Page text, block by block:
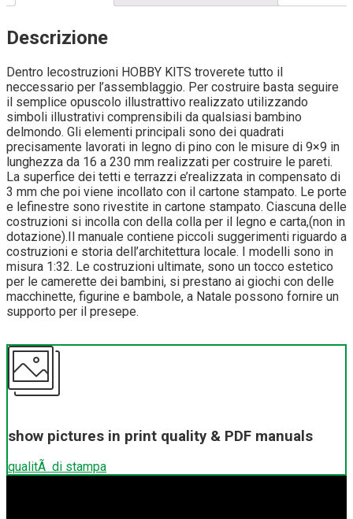
Descrizione
Dentro lecostruzioni HOBBY KITS troverete tutto il
neccessario per l’assemblaggio. Per costruire basta seguire
il semplice opuscolo illustrattivo realizzato utilizzando
simboli illustrativi comprensibili da qualsiasi bambino
delmondo. Gli elementi principali sono dei quadrati
precisamente lavorati in legno di pino con le misure di 9×9 in
lunghezza da 16 a 230 mm realizzati per costruire le pareti.
La superfice dei tetti e terrazzi e’realizzata in compensato di
3 mm che poi viene incollato con il cartone stampato. Le porte
e lefinestre sono rivestite in cartone stampato. Ciascuna delle
costruzioni si incolla con della colla per il legno e carta,(non in
dotazione).Il manuale contiene piccoli suggerimenti riguardo a
costruzioni e storia dell’architettura locale. I modelli sono in
misura 1:32. Le costruzioni ultimate, sono un tocco estetico
per le camerette dei bambini, si prestano ai giochi con delle
macchinette, figurine e bambole, a Natale possono fornire un
supporto per il presepe.
show pictures in print quality & PDF manuals
qualitÃ di stampa